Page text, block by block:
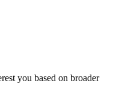
you based on broader